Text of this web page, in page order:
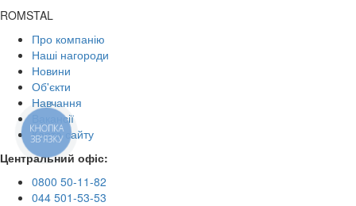
ROMSTAL
Про компанію
Наші нагороди
Новини
Об'єкти
Навчання
Вакансії
Карта сайту
Центральний офіс:
0800 50-11-82
044 501-53-53
КНОПКА
ЗВ'ЯЗКУ